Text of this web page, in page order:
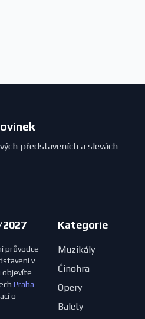
představeních a slevách
průvodce
v
objevíte
Praha
o
Kategorie
Muzikály
Činohra
Opery
Balety